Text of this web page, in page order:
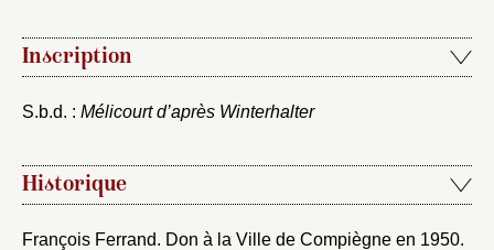
Inscription
S.b.d. : Mélicourt d’après Winterhalter
Historique
François Ferrand. Don à la Ville de Compiègne en 1950.
Nouveau dossier
Créer et ajouter
Envoyer
Vous n'êtes pas encore inscrit ?Créer un compte
Vous avez oublié votre mot de passe ?